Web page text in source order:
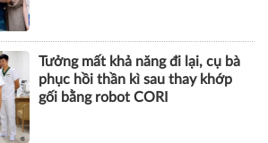
Tưởng mất khả năng đi lại, cụ bà
phục hồi thần kì sau thay khớp
gối bằng robot CORI